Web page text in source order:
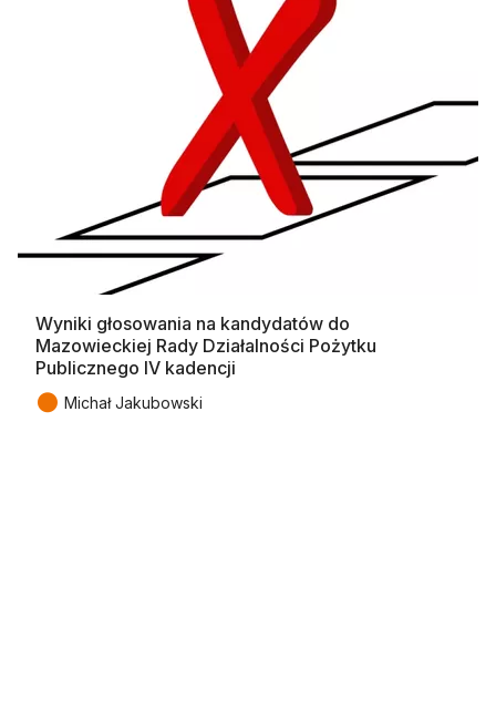
Wyniki głosowania na kandydatów do
Mazowieckiej Rady Działalności Pożytku
Publicznego IV kadencji
● Michał Jakubowski